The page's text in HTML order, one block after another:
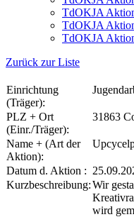
TdOKJA
TdOKJA
TdOKJA
Zurück zur Liste
Einrichtung
(Träger):
PLZ + Ort
(Einr./Träger):
31863
Name + (Art der
Aktion):
Datum d. Aktion :
Kurzbeschreibung:Wir
wird